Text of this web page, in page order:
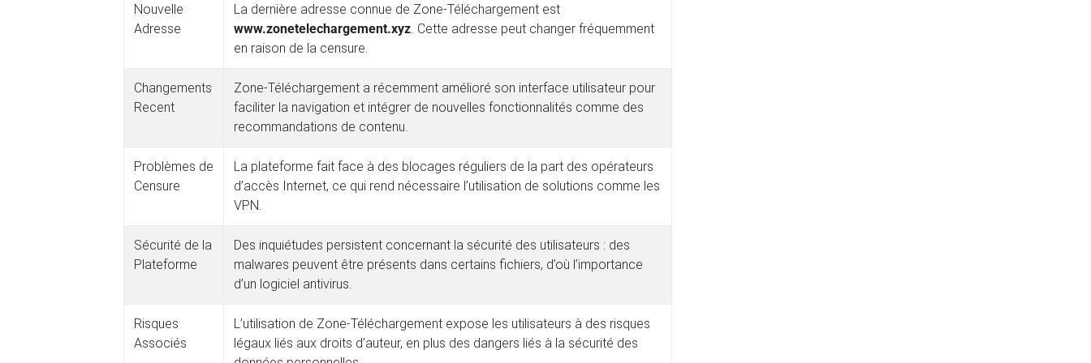
Nouvelle
Adresse
La dernière adresse connue de Zone-Téléchargement est
www.zonetelechargement.xyz. Cette adresse peut changer fréquemment
en raison de la censure.
Changements
Recent
Zone-Téléchargement a récemment amélioré son interface utilisateur pour
faciliter la navigation et intégrer de nouvelles fonctionnalités comme des
recommandations de contenu.
Problèmes de
Censure
La plateforme fait face à des blocages réguliers de la part des opérateurs
d’accès Internet, ce qui rend nécessaire l’utilisation de solutions comme les
VPN.
Sécurité de la
Plateforme
Des inquiétudes persistent concernant la sécurité des utilisateurs : des
malwares peuvent être présents dans certains fichiers, d’où l’importance
d’un logiciel antivirus.
Risques
Associés
L’utilisation de Zone-Téléchargement expose les utilisateurs à des risques
légaux liés aux droits d’auteur, en plus des dangers liés à la sécurité des